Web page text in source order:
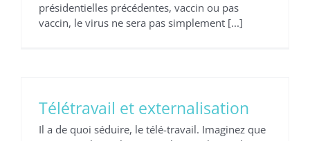
présidentielles précédentes, vaccin ou pas
vaccin, le virus ne sera pas simplement [...]
Télétravail et externalisation
Il a de quoi séduire, le télé-travail. Imaginez que